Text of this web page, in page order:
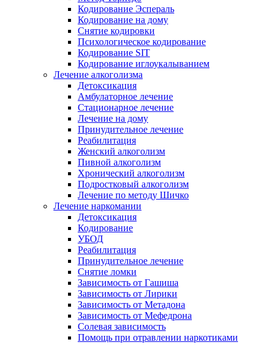
Кодирование Эспераль
Кодирование на дому
Снятие кодировки
Психологическое кодирование
Кодирование SIT
Кодирование иглоукалыванием
Лечение алкоголизма
Детоксикация
Амбулаторное лечение
Стационарное лечение
Лечение на дому
Принудительное лечение
Реабилитация
Женский алкоголизм
Пивной алкоголизм
Хронический алкоголизм
Подростковый алкоголизм
Лечение по методу Шичко
Лечение наркомании
Детоксикация
Кодирование
УБОД
Реабилитация
Принудительное лечение
Снятие ломки
Зависимость от Гашиша
Зависимость от Лирики
Зависимость от Метадона
Зависимость от Мефедрона
Солевая зависимость
Помощь при отравлении наркотиками